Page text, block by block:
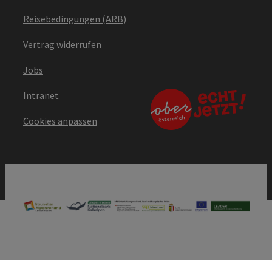
Reisebedingungen (ARB)
Vertrag widerrufen
Jobs
Intranet
Cookies anpassen